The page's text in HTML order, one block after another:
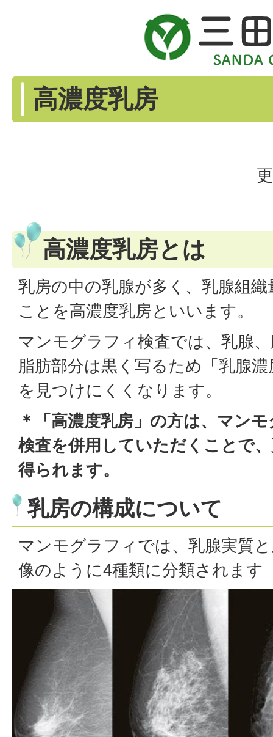
高濃度乳房
高濃度乳房とは
乳房の中の乳腺が多く、乳腺組
ことを高濃度乳房といいます。
マンモグラフィ検査では、乳腺
脂肪部分は黒く写るため「乳腺
を見つけにくくなります。
＊「高濃度乳房」の方は、マン
検査を併用していただくことで
得られます。
乳房の構成について
マンモグラフィでは、乳腺実質
像のように4種類に分類されます